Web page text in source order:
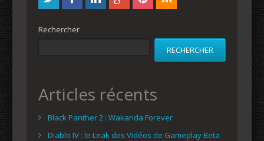
Rechercher
RECHERCHER
Articles récents
Black Panther 2 : Wakanda Forever
Diablo IV : le Leak des Vidéos de Gameplay Beta